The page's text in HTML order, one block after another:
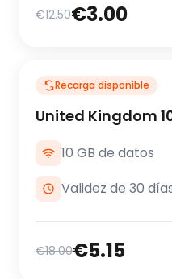
€12.50€3.00
Recarga disponible
United Kingdom
10 GB de datos
Validez de 30
€18.00€5.15